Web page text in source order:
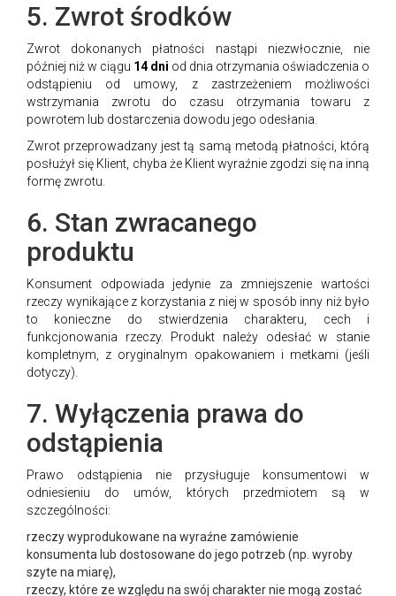
5. Zwrot środków
Zwrot dokonanych płatności nastąpi niezwłocznie, nie
później niż w ciągu 14 dni od dnia otrzymania oświadczenia o
odstąpieniu od umowy, z zastrzeżeniem możliwości
wstrzymania zwrotu do czasu otrzymania towaru z
powrotem lub dostarczenia dowodu jego odesłania.
Zwrot przeprowadzany jest tą samą metodą płatności, którą
posłużył się Klient, chyba że Klient wyraźnie zgodzi się na inną
formę zwrotu.
6. Stan zwracanego
produktu
Konsument odpowiada jedynie za zmniejszenie wartości
rzeczy wynikające z korzystania z niej w sposób inny niż było
to konieczne do stwierdzenia charakteru, cech i
funkcjonowania rzeczy. Produkt należy odesłać w stanie
kompletnym, z oryginalnym opakowaniem i metkami (jeśli
dotyczy).
7. Wyłączenia prawa do
odstąpienia
Prawo odstąpienia nie przysługuje konsumentowi w
odniesieniu do umów, których przedmiotem są w
szczególności:
rzeczy wyprodukowane na wyraźne zamówienie
konsumenta lub dostosowane do jego potrzeb (np. wyroby
szyte na miarę),
rzeczy, które ze względu na swój charakter nie mogą zostać